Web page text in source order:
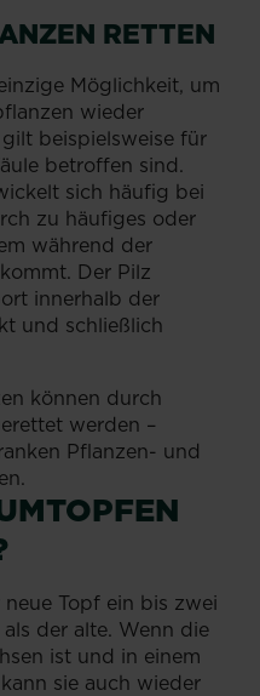
RETTEN
Möglichkeit, um
wieder
beispielsweise für
betroffen sind.
sich häufig bei
zu häufiges oder
während der
Der Pilz
innerhalb der
und schließlich
können durch
werden –
Pflanzen- und
Topf ein bis zwei
der alte. Wenn die
ist und in einem
sie auch wieder